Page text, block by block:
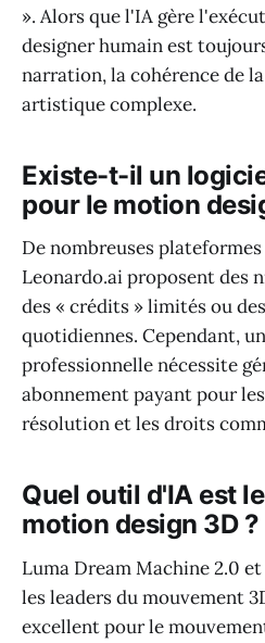
». Alors que l'IA gère
designer humain est
narration, la cohérence de
artistique complexe.
Existe-t-il un
pour le motion
De nombreuses
Leonardo.ai proposent des
des « crédits » limités ou
quotidiennes. Cependant,
professionnelle nécessite
abonnement payant pour
résolution et les droits
Quel outil d'IA est
motion design 3D ?
Luma Dream Machine 2.0
les leaders du mouvement
excellent pour le